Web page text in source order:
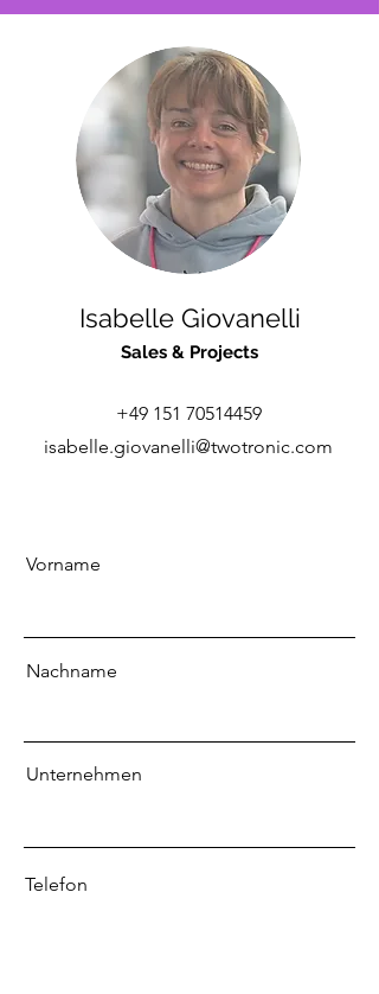
Isabelle Giovanelli
Sales & Projects
+49 151 70514459
isabelle.giovanelli@twotronic.com
Vorname
Nachname
Unternehmen
Telefon